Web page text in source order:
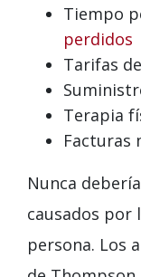
Tiempo
perdidos
Tarifas
Terapia
Facturas
Nunca
causados ​​por
persona. Los